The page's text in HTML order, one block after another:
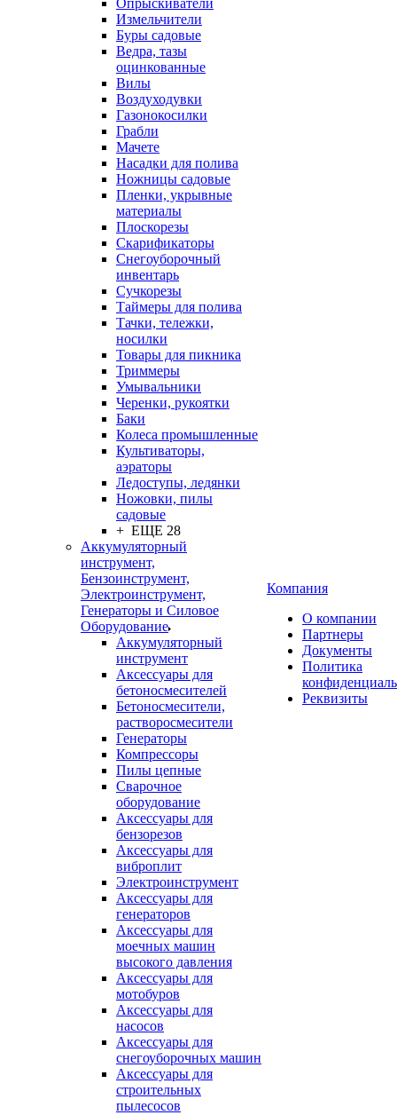
Опрыскиватели
Измельчители
Буры садовые
Ведра, тазы
оцинкованные
Вилы
Воздуходувки
Газонокосилки
Грабли
Мачете
Насадки для полива
Ножницы садовые
Пленки, укрывные
материалы
Плоскорезы
Скарификаторы
Снегоуборочный
инвентарь
Сучкорезы
Таймеры для полива
Тачки, тележки,
носилки
Товары для пикника
Триммеры
Умывальники
Черенки, рукоятки
Баки
Колеса промышленные
Культиваторы,
аэраторы
Ледоступы, ледянки
Ножовки, пилы
садовые
+ ЕЩЕ 28
Аккумуляторный
инструмент,
Бензоинструмент,
Электроинструмент,
Генераторы и Силовое
Оборудование
Аккумуляторный
инструмент
Аксессуары для
бетоносмесителей
Бетоносмесители,
растворосмесители
Генераторы
Компрессоры
Пилы цепные
Сварочное
оборудование
Аксессуары для
бензорезов
Аксессуары для
виброплит
Электроинструмент
Аксессуары для
генераторов
Аксессуары для
моечных машин
высокого давления
Аксессуары для
мотобуров
Аксессуары для
насосов
Аксессуары для
снегоуборочных машин
Аксессуары для
строительных
пылесосов
Компания
О компании
Партнеры
Документы
Политика
Реквизиты